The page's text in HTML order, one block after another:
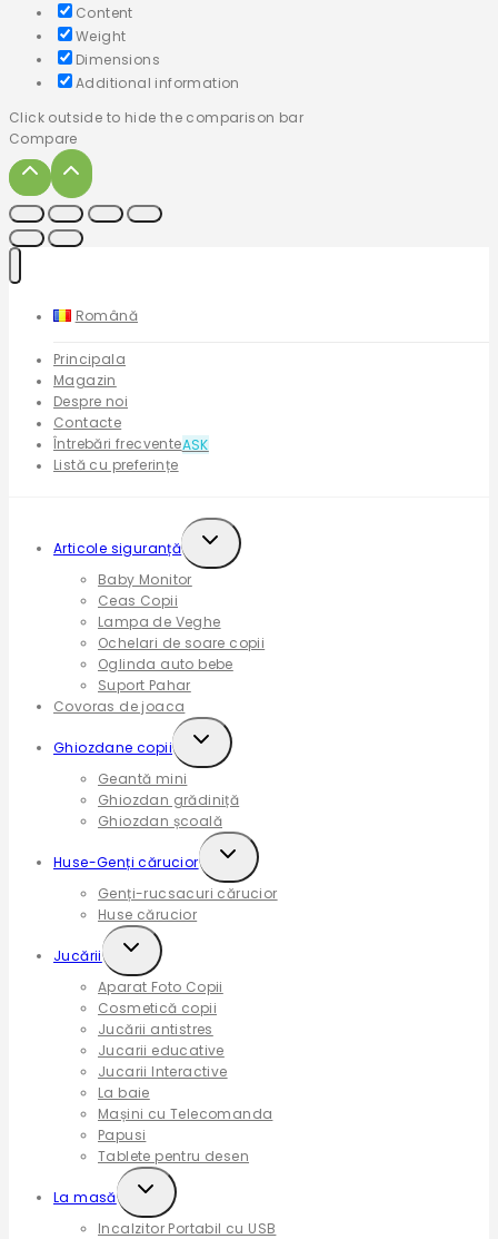
Content
Weight
Dimensions
Additional information
Click outside to hide the comparison bar
Compare
Română
Principala
Magazin
Despre noi
Contacte
Întrebări frecventeASK
Listă cu preferințe
Articole siguranță
Expand
Baby Monitor
Ceas Copii
Lampa de Veghe
Ochelari de soare copii
Oglinda auto bebe
Suport Pahar
Covoras de joaca
Ghiozdane copii
Expand
Geantă mini
Ghiozdan grădiniță
Ghiozdan școală
Huse-Genți cărucior
Expand
menu
Genți-rucsacuri cărucior
Huse cărucior
Jucării
Expand
menu
Aparat Foto Copii
Cosmetică copii
Jucării antistres
Jucarii educative
Jucarii Interactive
La baie
Mașini cu Telecomanda
Papusi
Tablete pentru desen
La masă
Expand
menu
Incalzitor Portabil cu USB